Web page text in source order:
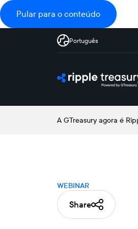
Pular para o conteúdo
Português
A GTreasury agora é
WEBINAR
Share